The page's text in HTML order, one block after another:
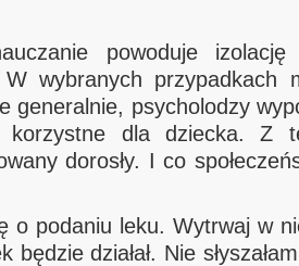
powoduje
W wybranych przypadkach
generalnie, psycholodzy
dla dziecka. Z
dorosły. I co
o podaniu leku. Wytrwaj w
będzie działał. Nie